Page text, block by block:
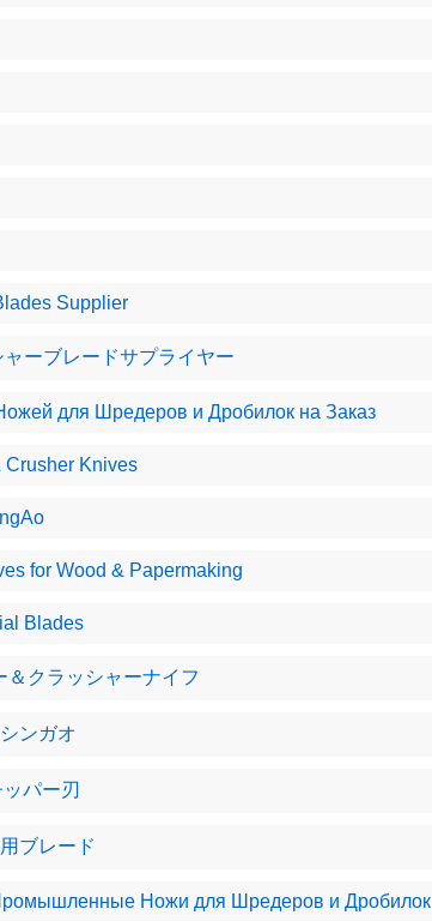
Supplier
ーブレードサプライヤー
для Шредеров и Дробилок на Заказ
Crusher Knives
for Wood & Papermaking
Blades
クラッシャーナイフ
ンガオ
パー刃
ブレード
Ножи для Шредеров и Дробилок